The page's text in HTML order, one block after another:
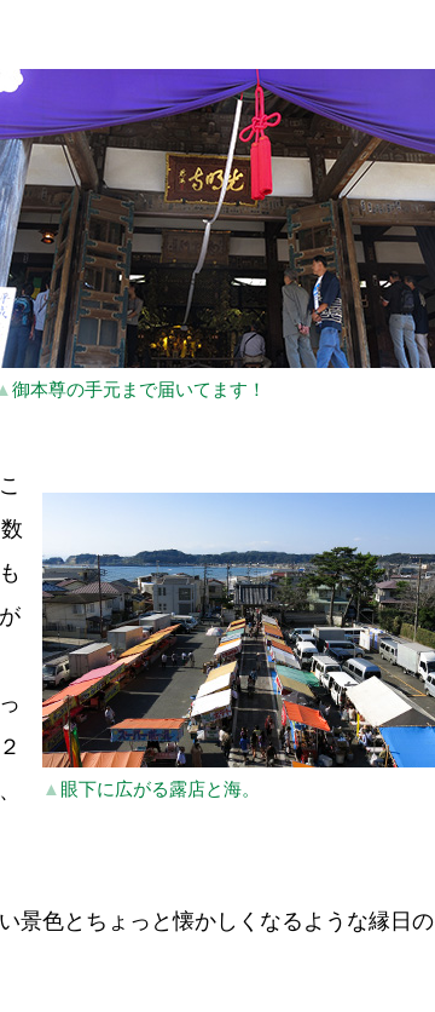
▲ 御本尊の手元まで届いてます！
▲ 眼下に広がる露店と海。
景色とちょっと懐かしくなるような縁日の